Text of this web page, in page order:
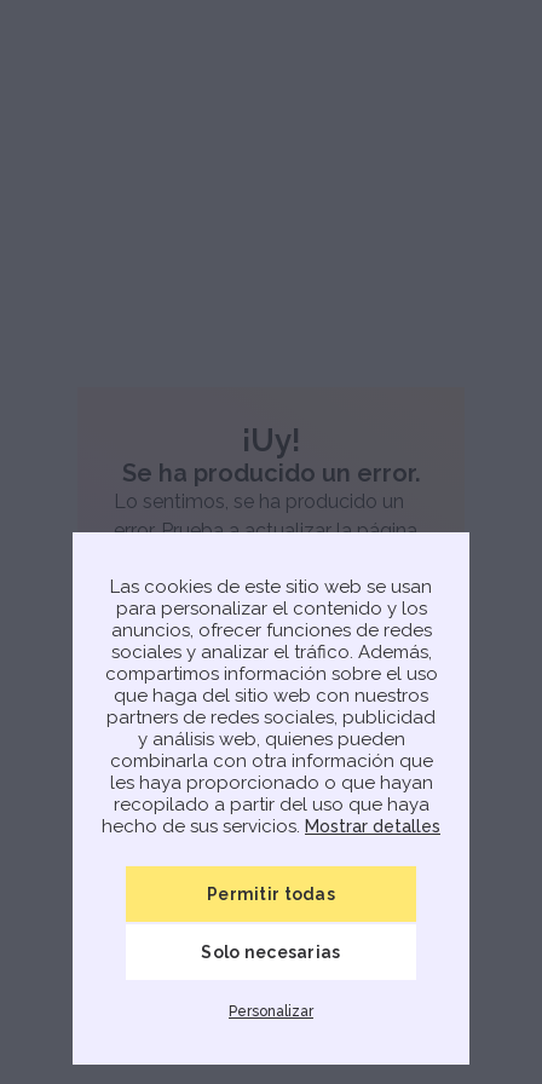
Las cookies de este sitio web se usan
para personalizar el contenido y los
anuncios, ofrecer funciones de redes
sociales y analizar el tráfico. Además,
compartimos información sobre el uso
que haga del sitio web con nuestros
partners de redes sociales, publicidad
y análisis web, quienes pueden
combinarla con otra información que
les haya proporcionado o que hayan
recopilado a partir del uso que haya
hecho de sus servicios. Mostrar detalles
Permitir todas
Solo necesarias
Personalizar
¡Uy!
Se ha producido un error.
Lo sentimos, se ha producido un
error. Prueba a actualizar la página.